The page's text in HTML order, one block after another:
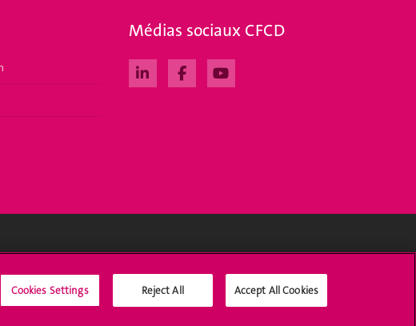
Médias sociaux CFCD
Cookies Settings Reject All Accept All Cookies